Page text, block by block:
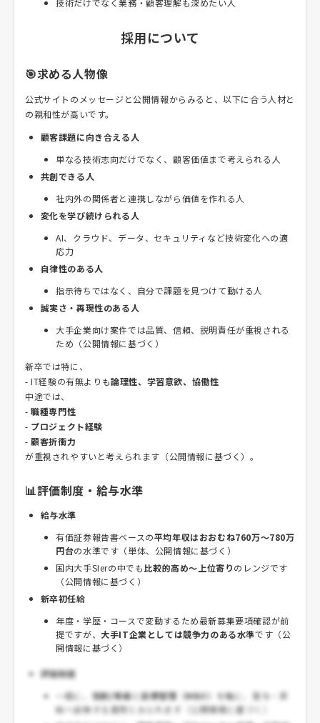
技術だけでなく業務・顧客理解も深めたい人
採用について
🎯求める人物像
公式サイトのメッセージと公開情報からみると、以下に合う人材と
の親和性が高いです。
顧客課題に向き合える人
単なる技術志向だけでなく、顧客価値まで考えられる人
共創できる人
社内外の関係者と連携しながら価値を作れる人
変化を学び続けられる人
AI、クラウド、データ、セキュリティなど技術変化への適
応力
自律性のある人
指示待ちではなく、自分で課題を見つけて動ける人
誠実さ・再現性のある人
大手企業向け案件では品質、信頼、説明責任が重視される
ため（公開情報に基づく）
新卒では特に、
- IT経験の有無よりも論理性、学習意欲、協働性
中途では、
-職種専門性
- プロジェクト経験
-顧客折衝力
が重視されやすいと考えられます（公開情報に基づく）。
📊評価制度・給与水準
給与水準
有価証券報告書ベースの平均年収はおおむね760万～780万
円台の水準です（単体、公開情報に基づく）
国内大手SIerの中でも 比較的高め～上位寄りのレンジです
（公開情報に基づく）
新卒初任給
年度・学歴・コースで変動するため最新募集要項確認が前
提ですが、 大手IT企業としては競争力のある水準です（公
開情報に基づく）
評価制度
一般に、 役割/等級と目標管理（MBO）
を軸に、賞与・昇
給へ反映する運用とみられます（公開情報に基づく）